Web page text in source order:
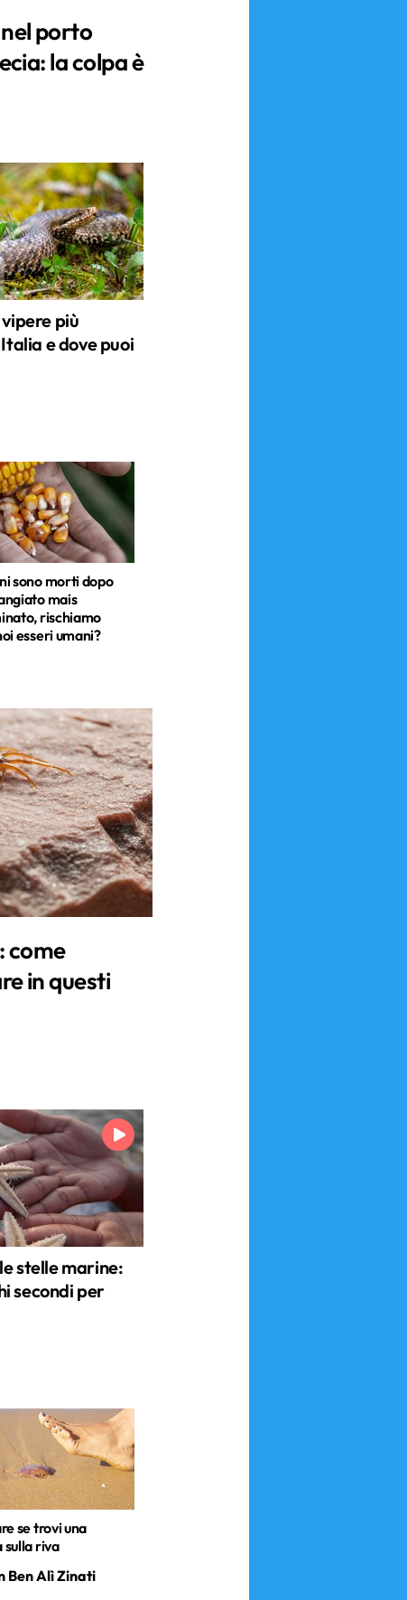
porto
la colpa è
più
e dove puoi
sono morti dopo
mais
rischiamo
esseri umani?
come
in questi
stelle marine:
secondi per
se trovi una
sulla riva
Ben Alì Zinati